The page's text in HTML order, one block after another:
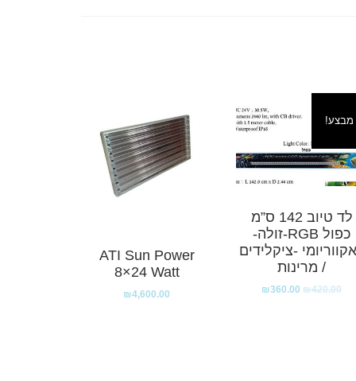
מבצע!
לד טיוב 142 ס”מ
כפול RGB-זולה-
-ציקלידים
/ מרינות
₪420.00
₪360.00
ATI Sun Power
8×24 Watt
₪4,600.00